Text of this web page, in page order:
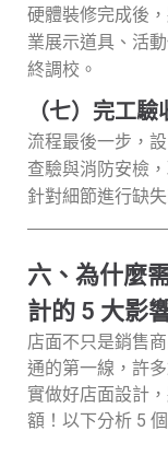
硬體裝修完成後
業展示道具、活
終調校。
（七）完工
流程最後一步，
查驗與消防安檢
針對細節進行缺
六、為什麼
計的 5 大影
店面不只是銷售
通的第一線，許
實做好店面設計
額！以下分析 5